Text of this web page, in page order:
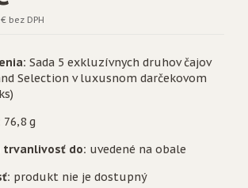
bez DPH
Sada 5 exkluzívnych druhov čajov
Selection v luxusnom darčekovom
76,8 g
trvanlivosť do: uvedené na obale
produkt nie je dostupný